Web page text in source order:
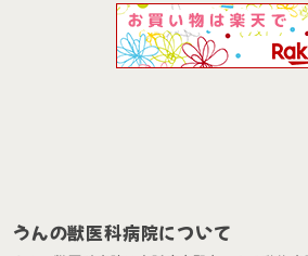
うんの獣医科病院について